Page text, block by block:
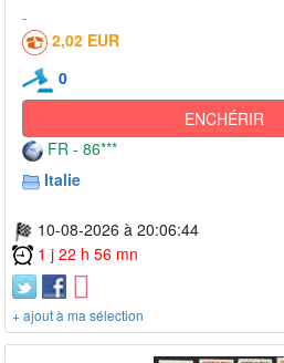
2,02 EUR
0
ENCHÉRIR
FR - 86***
Italie
10-08-2026 à 20:06:44
1 j 22 h 56 mn
+ ajout à ma sélection